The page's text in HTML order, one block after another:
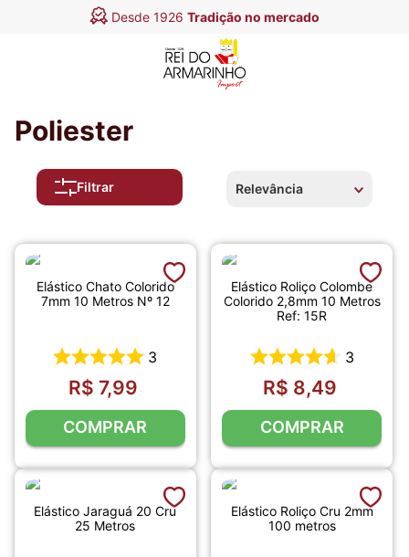
Desde 1926 Tradição no mercado
Poliester
Filtrar Relevância
Elástico Chato Colorido
7mm 10 Metros Nº 12
3
R$ 7,99
COMPRAR
Elástico Roliço Colombe
Colorido 2,8mm 10 Metros
Ref: 15R
3
R$ 8,49
COMPRAR
Elástico Jaraguá 20 Cru
25 Metros
Elástico Roliço Cru 2mm
100 metros